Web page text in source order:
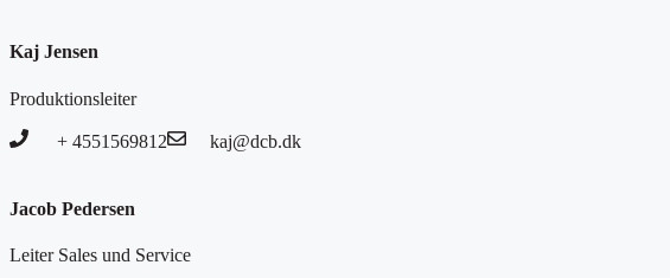
Kaj Jensen
Produktionsleiter
+ 4551569812 kaj@dcb.dk
Jacob Pedersen
Leiter Sales und Service